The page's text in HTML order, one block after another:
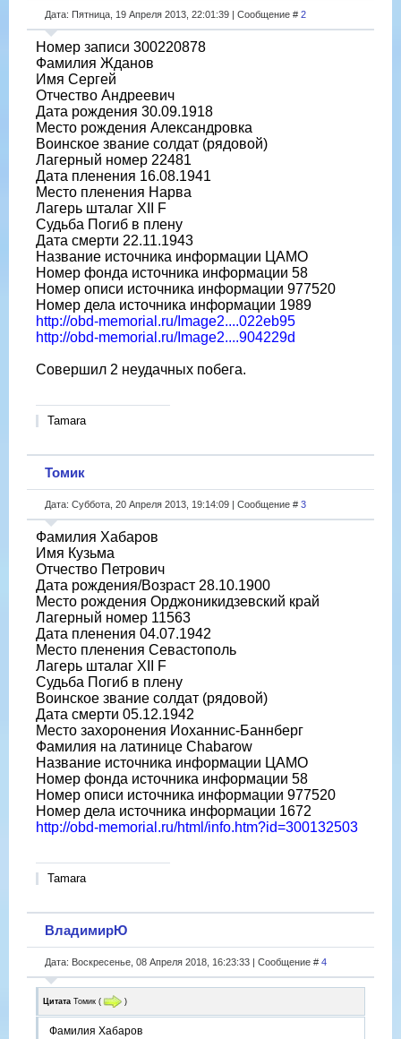
Дата: Пятница, 19 Апреля 2013, 22:01:39 | Сообщение # 2
Номер записи 300220878
Фамилия Жданов
Имя Сергей
Отчество Андреевич
Дата рождения 30.09.1918
Место рождения Александровка
Воинское звание солдат (рядовой)
Лагерный номер 22481
Дата пленения 16.08.1941
Место пленения Нарва
Лагерь шталаг XII F
Судьба Погиб в плену
Дата смерти 22.11.1943
Название источника информации ЦАМО
Номер фонда источника информации 58
Номер описи источника информации 977520
Номер дела источника информации 1989
http://obd-memorial.ru/Image2....022eb95
http://obd-memorial.ru/Image2....904229d
Совершил 2 неудачных побега.
Tamara
Томик
Дата: Суббота, 20 Апреля 2013, 19:14:09 | Сообщение # 3
Фамилия Хабаров
Имя Кузьма
Отчество Петрович
Дата рождения/Возраст 28.10.1900
Место рождения Орджоникидзевский край
Лагерный номер 11563
Дата пленения 04.07.1942
Место пленения Севастополь
Лагерь шталаг XII F
Судьба Погиб в плену
Воинское звание солдат (рядовой)
Дата смерти 05.12.1942
Место захоронения Иоханнис-Баннберг
Фамилия на латинице Chabarow
Название источника информации ЦАМО
Номер фонда источника информации 58
Номер описи источника информации 977520
Номер дела источника информации 1672
http://obd-memorial.ru/html/info.htm?id=300132503
Tamara
ВладимирЮ
Дата: Воскресенье, 08 Апреля 2018, 16:23:33 | Сообщение # 4
Цитата Томик ( )
Фамилия Хабаров